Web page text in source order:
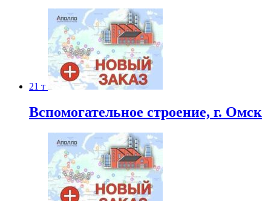
21 т
Вспомогательное строение, г. Омск